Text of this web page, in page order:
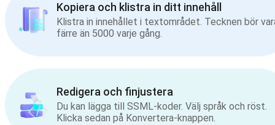
Kopiera och klistra in ditt innehåll
Klistra in innehållet i textområdet. Tecknen bör
färre än 5000 varje gång.
Redigera och finjustera
Du kan lägga till SSML-koder. Välj språk och röst.
Klicka sedan på Konvertera-knappen.